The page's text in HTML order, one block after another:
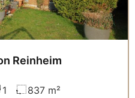
Reinheim
1 837 m²